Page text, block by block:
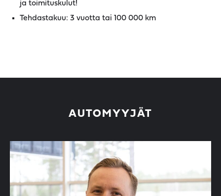
ja toimituskulut!
Tehdastakuu: 3 vuotta tai 100 000 km
AUTOMYYJÄT